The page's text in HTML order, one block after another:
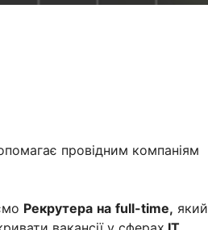
провідним компаніям
Рекрутера на full-time, який